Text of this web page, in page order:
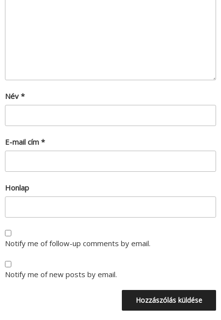
Név *
E-mail cím *
Honlap
Notify me of follow-up comments by email.
Notify me of new posts by email.